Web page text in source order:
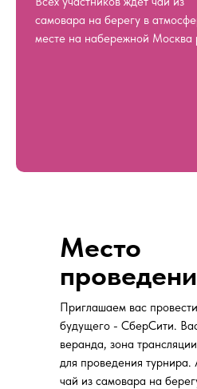
самовара на берегу в
месте на набережной Москва
Место
Приглашаем вас
будущего - СберСити.
веранда, зона
для проведения турнира.
чай из самовара на